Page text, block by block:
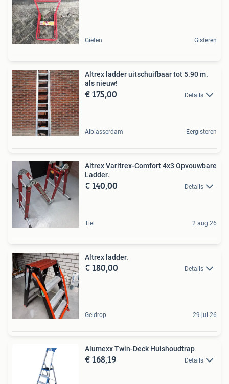
Gieten Gisteren
Altrex ladder uitschuifbaar tot 5.90 m.
als nieuw!
€ 175,00 Details
Alblasserdam Eergisteren
Altrex Varitrex-Comfort 4x3 Opvouwbare
Ladder.
€ 140,00 Details
Tiel 2 aug 26
Altrex ladder.
€ 180,00 Details
Geldrop 29 jul 26
Alumexx Twin-Deck Huishoudtrap
€ 168,19 Details